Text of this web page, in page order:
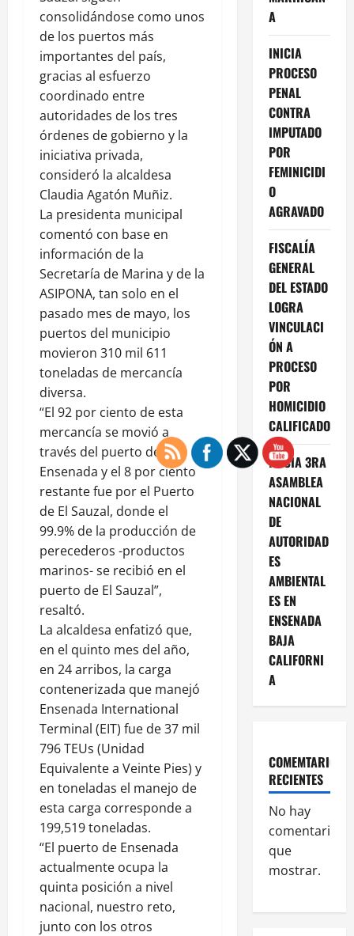
consolidándose como unos
de los puertos más
importantes del país,
gracias al esfuerzo
coordinado entre
autoridades de los tres
órdenes de gobierno y la
iniciativa privada,
consideró la alcaldesa
Claudia Agatón Muñiz.
La presidenta municipal
comentó con base en
información de la
Secretaría de Marina y de la
ASIPONA, tan solo en el
pasado mes de mayo, los
puertos del municipio
movieron 310 mil 611
toneladas de mercancía
diversa.
“El 92 por ciento de esta
mercancía se movió a
través del puerto de
Ensenada y el 8 por ciento
restante fue por el Puerto
de El Sauzal, donde el
99.9% de la producción de
perecederos -productos
marinos- se recibió en el
puerto de El Sauzal”,
resaltó.
La alcaldesa enfatizó que,
en el quinto mes del año,
en 24 arribos, la carga
contenerizada que manejó
Ensenada International
Terminal (EIT) fue de 37 mil
796 TEUs (Unidad
Equivalente a Veinte Pies) y
en toneladas el manejo de
esta carga corresponde a
199,519 toneladas.
“El puerto de Ensenada
actualmente ocupa la
quinta posición a nivel
nacional, nuestro reto,
junto con los otros
A
INICIA
PROCESO
PENAL
CONTRA
IMPUTADO
POR
FEMINICIDI
O
AGRAVADO
FISCALÍA
GENERAL
DEL ESTADO
LOGRA
VINCULACI
ÓN A
PROCESO
POR
HOMICIDIO
CALIFICADO
INICIA 3RA
ASAMBLEA
NACIONAL
DE
AUTORIDAD
ES
AMBIENTAL
ES EN
ENSENADA
BAJA
CALIFORNI
A
COMEMTARIOS
RECIENTES
No hay
comentarios
que
mostrar.